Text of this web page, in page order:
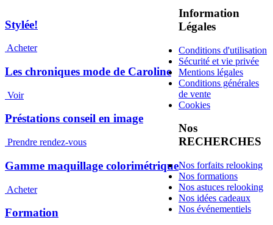
Stylée!
Acheter
Les chroniques mode de Caroline
Voir
Préstations conseil en image
Prendre rendez-vous
Gamme maquillage colorimétrique
Acheter
Formation
Information
Légales
Conditions d'utilisation
Sécurité et vie privée
Mentions légales
Conditions générales
de vente
Cookies
Nos
RECHERCHES
Nos forfaits relooking
Nos formations
Nos astuces relooking
Nos idées cadeaux
Nos événementiels